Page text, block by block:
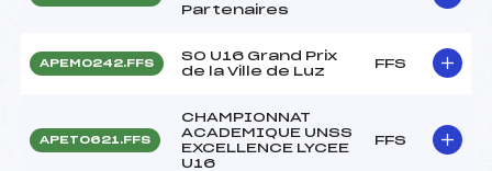
Partenaires
APEM0242.FFS
SO U16 Grand Prix
de la Ville de Luz
FFS
APET0621.FFS
CHAMPIONNAT
ACADEMIQUE UNSS
EXCELLENCE LYCEE
U16
FFS